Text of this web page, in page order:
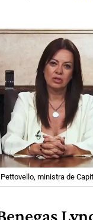
ministra de